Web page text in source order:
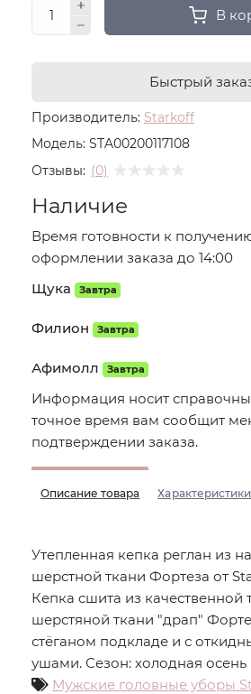
Производитель: Starkoff
Модель: STA00200117108
Отзывы: (0)
В
Быстрый
Наличие
Время готовности к
оформлении заказа до 14:00
Щука
Завтра
Филион Завтра
Афимолл Завтра
Информация носит
точное время вам сообщит
подтверждении заказа.
Описание товара Характеристики
Утепленная кепка реглан из
шерстной ткани Фортеза от
Кепка сшита из качественной
шерстяной ткани "драп"
стёганом подкладе и с
ушами. Сезон: холодная осень
Мужские головные уборы